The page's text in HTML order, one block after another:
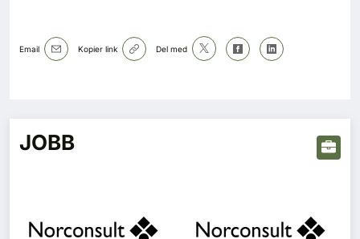
Email Kopier link Del med
JOBB